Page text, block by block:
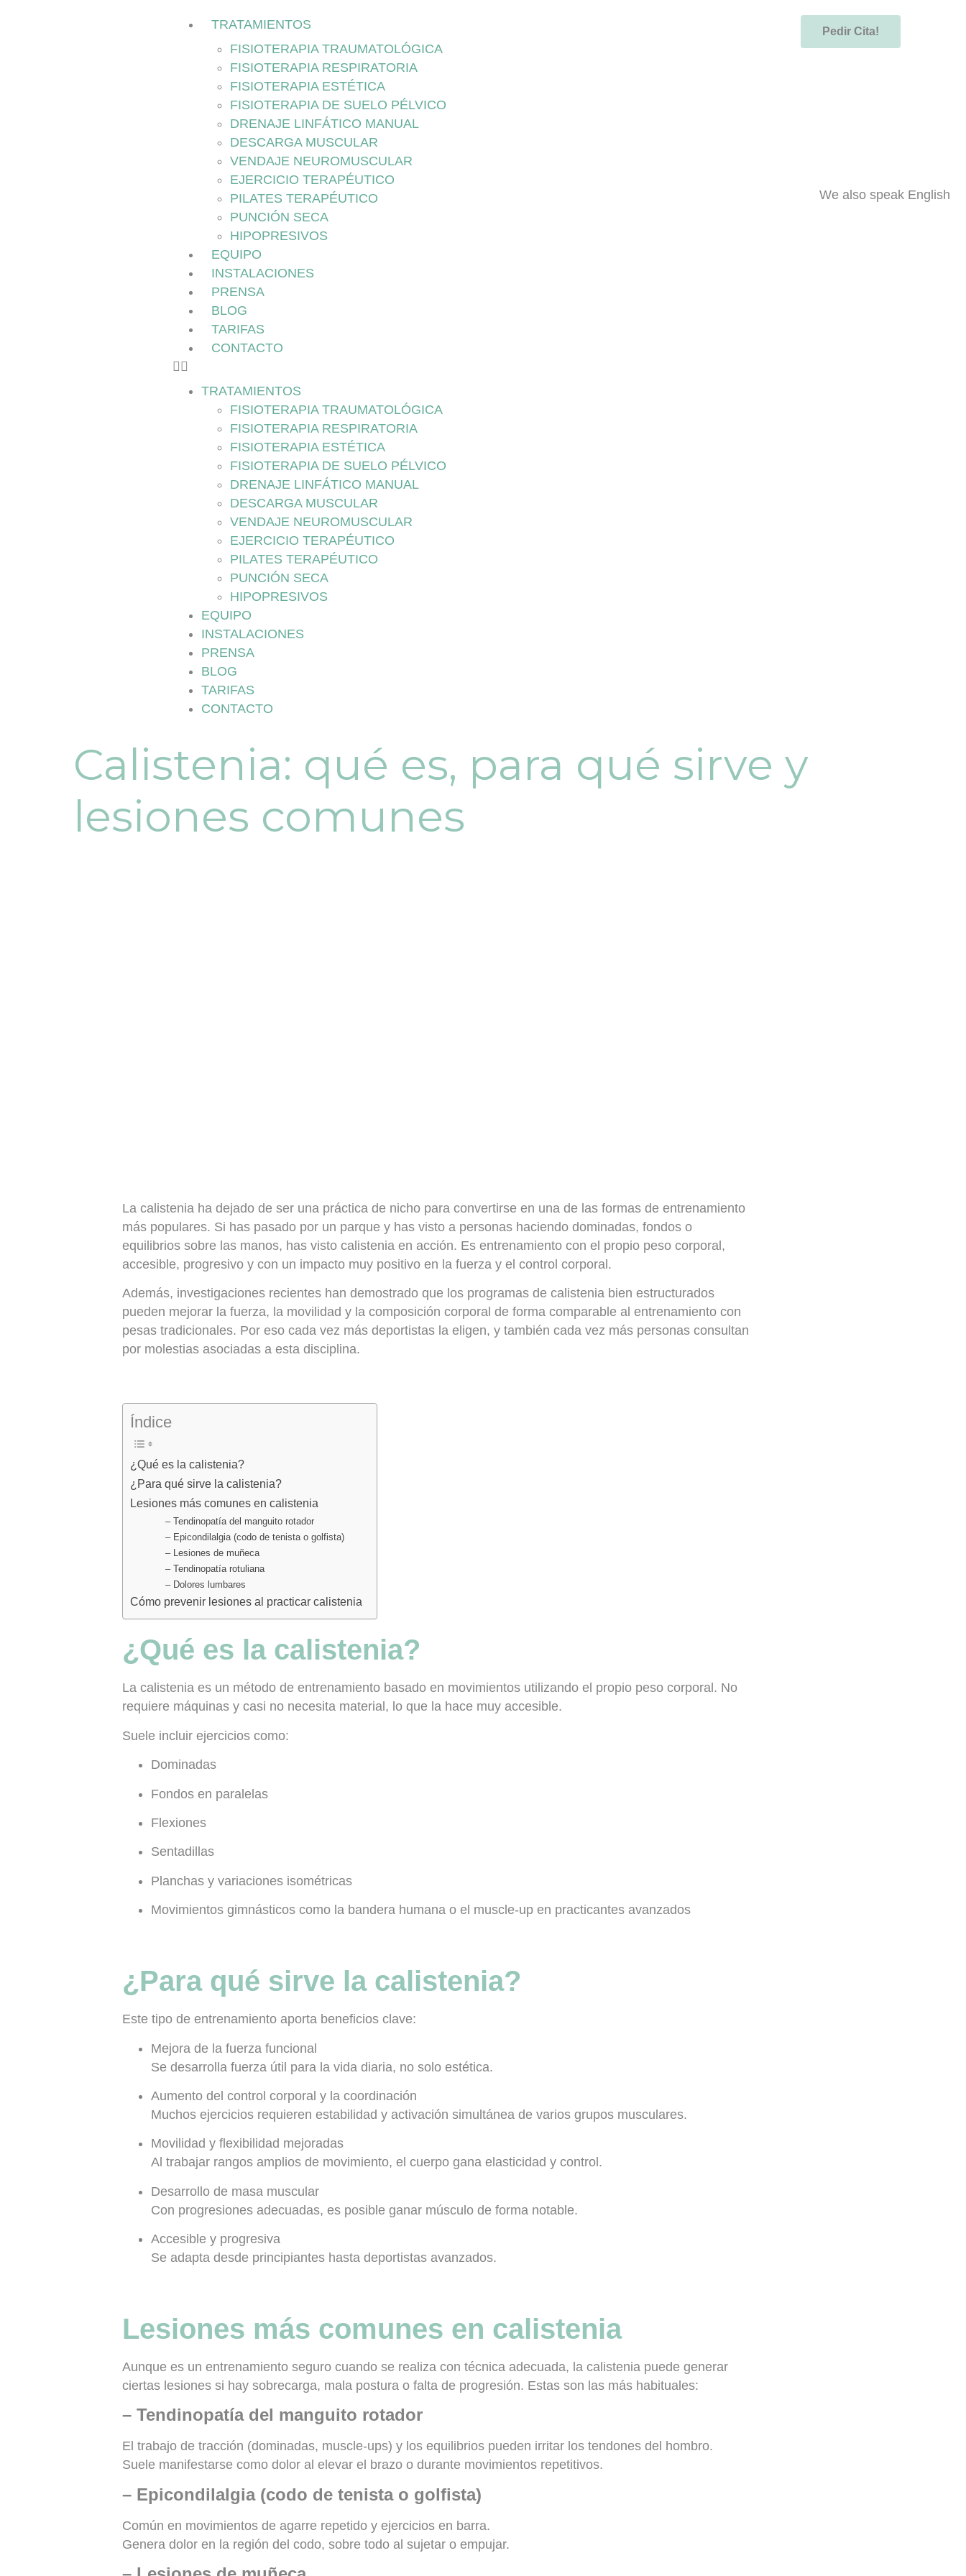
TRATAMIENTOS
FISIOTERAPIA TRAUMATOLÓGICA
FISIOTERAPIA RESPIRATORIA
FISIOTERAPIA ESTÉTICA
FISIOTERAPIA DE SUELO PÉLVICO
DRENAJE LINFÁTICO MANUAL
DESCARGA MUSCULAR
VENDAJE NEUROMUSCULAR
EJERCICIO TERAPÉUTICO
PILATES TERAPÉUTICO
PUNCIÓN SECA
HIPOPRESIVOS
EQUIPO
INSTALACIONES
PRENSA
BLOG
TARIFAS
CONTACTO
TRATAMIENTOS
FISIOTERAPIA TRAUMATOLÓGICA
FISIOTERAPIA RESPIRATORIA
FISIOTERAPIA ESTÉTICA
FISIOTERAPIA DE SUELO PÉLVICO
DRENAJE LINFÁTICO MANUAL
DESCARGA MUSCULAR
VENDAJE NEUROMUSCULAR
EJERCICIO TERAPÉUTICO
PILATES TERAPÉUTICO
PUNCIÓN SECA
HIPOPRESIVOS
EQUIPO
INSTALACIONES
PRENSA
BLOG
TARIFAS
CONTACTO
Pedir Cita!
We also speak English
Calistenia: qué es, para qué sirve y
lesiones comunes
La calistenia ha dejado de ser una práctica de nicho para convertirse en una de las formas de entrenamiento
más populares. Si has pasado por un parque y has visto a personas haciendo dominadas, fondos o
equilibrios sobre las manos, has visto calistenia en acción. Es entrenamiento con el propio peso corporal,
accesible, progresivo y con un impacto muy positivo en la fuerza y el control corporal.
Además, investigaciones recientes han demostrado que los programas de calistenia bien estructurados
pueden mejorar la fuerza, la movilidad y la composición corporal de forma comparable al entrenamiento con
pesas tradicionales. Por eso cada vez más deportistas la eligen, y también cada vez más personas consultan
por molestias asociadas a esta disciplina.
Índice
¿Qué es la calistenia?
¿Para qué sirve la calistenia?
Lesiones más comunes en calistenia
– Tendinopatía del manguito rotador
– Epicondilalgia (codo de tenista o golfista)
– Lesiones de muñeca
– Tendinopatía rotuliana
– Dolores lumbares
Cómo prevenir lesiones al practicar calistenia
¿Qué es la calistenia?
La calistenia es un método de entrenamiento basado en movimientos utilizando el propio peso corporal . No
requiere máquinas y casi no necesita material, lo que la hace muy accesible.
Suele incluir ejercicios como:
Dominadas
Fondos en paralelas
Flexiones
Sentadillas
Planchas y variaciones isométricas
Movimientos gimnásticos como la bandera humana o el muscle-up en practicantes avanzados
¿Para qué sirve la calistenia?
Este tipo de entrenamiento aporta beneficios clave:
Mejora de la fuerza funcional
Se desarrolla fuerza útil para la vida diaria, no solo estética.
Aumento del control corporal y la coordinación
Muchos ejercicios requieren estabilidad y activación simultánea de varios grupos musculares.
Movilidad y flexibilidad mejoradas
Al trabajar rangos amplios de movimiento, el cuerpo gana elasticidad y control.
Desarrollo de masa muscular
Con progresiones adecuadas, es posible ganar músculo de forma notable.
Accesible y progresiva
Se adapta desde principiantes hasta deportistas avanzados.
Lesiones más comunes en calistenia
Aunque es un entrenamiento seguro cuando se realiza con técnica adecuada, la calistenia puede generar
ciertas lesiones si hay sobrecarga, mala postura o falta de progresión. Estas son las más habituales:
– Tendinopatía del manguito rotador
El trabajo de tracción (dominadas, muscle-ups) y los equilibrios pueden irritar los tendones del hombro.
Suele manifestarse como dolor al elevar el brazo o durante movimientos repetitivos.
– Epicondilalgia (codo de tenista o golfista)
Común en movimientos de agarre repetido y ejercicios en barra.
Genera dolor en la región del codo, sobre todo al sujetar o empujar.